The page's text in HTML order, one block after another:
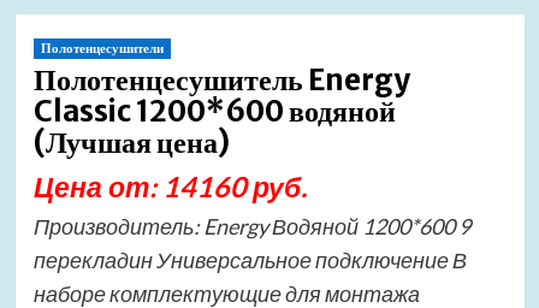
Полотенцесушители
Полотенцесушитель Energy
Classic 1200*600 водяной
(Лучшая цена)
Цена от: 14160 руб.
Производитель: Energy Водяной 1200*600 9
перекладин Универсальное подключение В
наборе комплектующие для монтажа